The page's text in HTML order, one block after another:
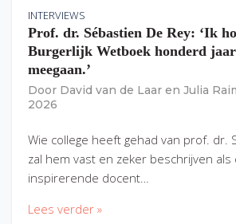
INTERVIEWS
Prof. dr. Sébastien De Rey: ‘Ik
Burgerlijk Wetboek honderd
meegaan.’
Door David van de Laar en Julia
2026
Wie college heeft gehad van prof. dr.
zal hem vast en zeker beschrijven als
inspirerende docent…
Lees verder »